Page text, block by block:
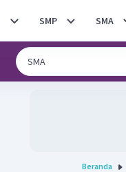
SMP SMA
Beranda